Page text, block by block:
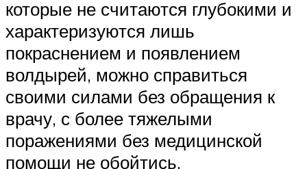
которые не считаются глубокими и
характеризуются лишь
покраснением и появлением
волдырей, можно справиться
своими силами без обращения к
врачу, с более тяжелыми
поражениями без медицинской
помощи не обойтись.